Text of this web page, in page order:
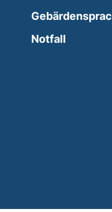
a new window)
Notfall